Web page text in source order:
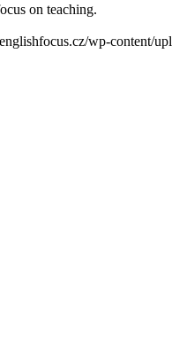
on teaching.
wp-content/